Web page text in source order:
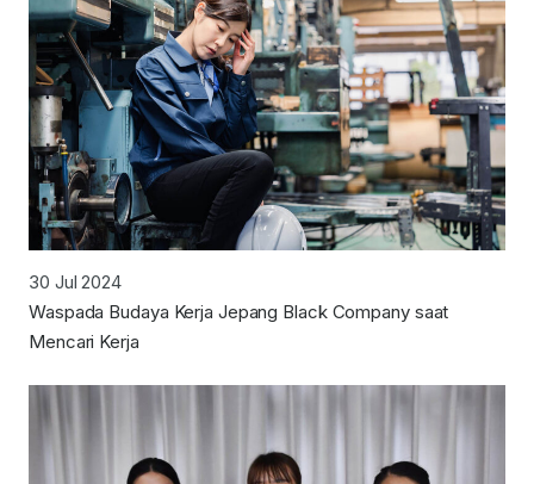
30 Jul 2024
Waspada Budaya Kerja Jepang Black Company saat
Mencari Kerja